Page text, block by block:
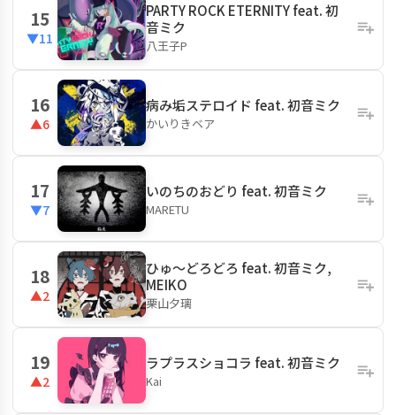
15
▼11
PARTY ROCK ETERNITY feat. 初
音ミク
八王子P
16
▲6
病み垢ステロイド feat. 初音ミク
かいりきベア
17
▼7
いのちのおどり feat. 初音ミク
MARETU
18
▲2
ひゅ〜どろどろ feat. 初音ミク,
MEIKO
栗山夕璃
19
▲2
ラプラスショコラ feat. 初音ミク
Kai